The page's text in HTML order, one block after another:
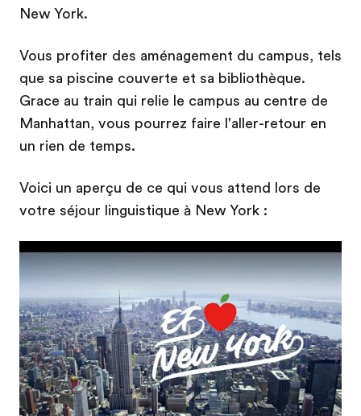
New York.
Vous profiter des aménagement du campus, tels
que sa piscine couverte et sa bibliothèque.
Grace au train qui relie le campus au centre de
Manhattan, vous pourrez faire l'aller-retour en
un rien de temps.
Voici un aperçu de ce qui vous attend lors de
votre séjour linguistique à New York :
Play